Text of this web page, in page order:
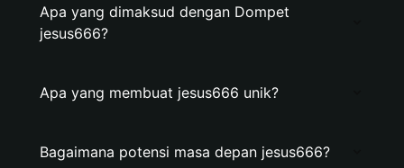
Apa yang dimaksud dengan Dompet
jesus666?
Apa yang membuat jesus666 unik?
Bagaimana potensi masa depan jesus666?